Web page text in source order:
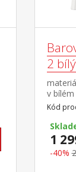
2
v
bílá
Kód
1
-40%